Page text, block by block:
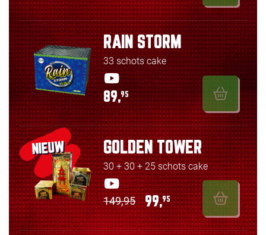
RAIN STORM
33 schots cake
89,95
NIEUW GOLDEN TOWER
30 + 30 + 25 schots cake
149,95 99,95